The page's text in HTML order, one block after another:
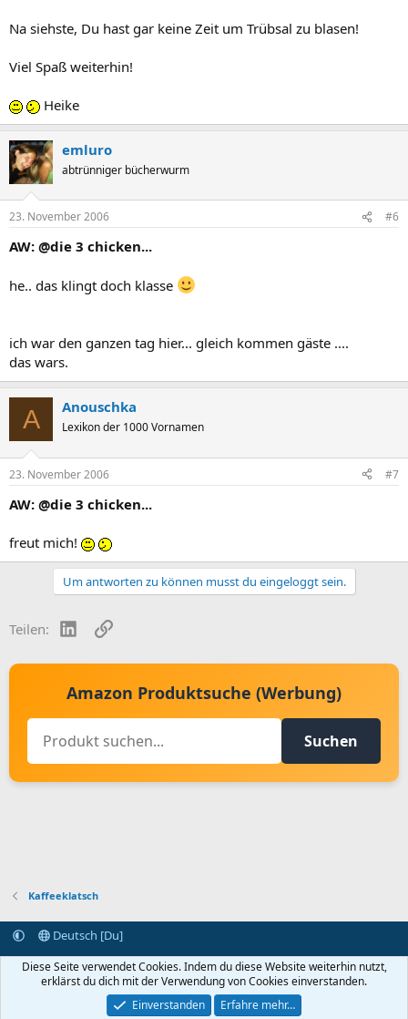
Na siehste, Du hast gar keine Zeit um Trübsal zu blasen!
Viel Spaß weiterhin!
Heike
emluro
abtrünniger bücherwurm
23. November 2006 #6
AW: @die 3 chicken...
he.. das klingt doch klasse
ich war den ganzen tag hier... gleich kommen gäste ....
das wars.
A Anouschka
Lexikon der 1000 Vornamen
23. November 2006 #7
AW: @die 3 chicken...
freut mich!
Um antworten zu können musst du eingeloggt sein.
Teilen: LinkedInLink
Amazon Produktsuche (Werbung)
Suchen
Kaffeeklatsch
Deutsch [Du]
Kontakt aufnehmen
Bedingungen und Regeln
Datenschutz
Startseite
R
S
Community platform by XenForo® © 2010-2024 XenForo Ltd.
Diese Seite verwendet Cookies. Indem du diese Website weiterhin nutzt,
erklärst du dich mit der Verwendung von Cookies einverstanden.
Einverstanden
Erfahre mehr…